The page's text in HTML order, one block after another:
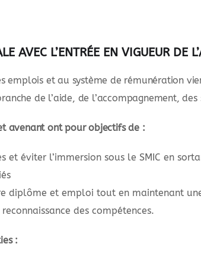
AVEC L’ENTRÉE EN VIGUEUR
emplois et au système de rémunération
de l’aide, de l’accompagnement,
avenant ont pour objectifs de :
et éviter l’immersion sous le SMIC en
diplôme et emploi tout en maintenant
des compétences.
: